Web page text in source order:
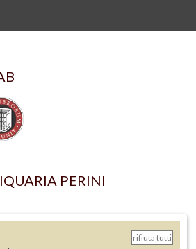
PERINI
rifiuta tutti